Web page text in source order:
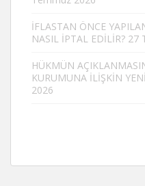
İFLASTAN ÖNCE
NASIL İPTAL EDİLİR? 27
HÜKMÜN
KURUMUNA İLİŞKİN
2026